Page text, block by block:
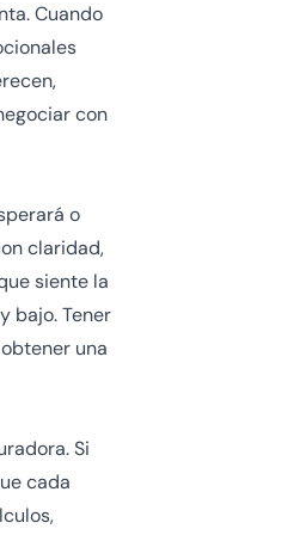
Cuando
con
o
claridad,
siente la
bajo. Tener
una
Si
cada
,